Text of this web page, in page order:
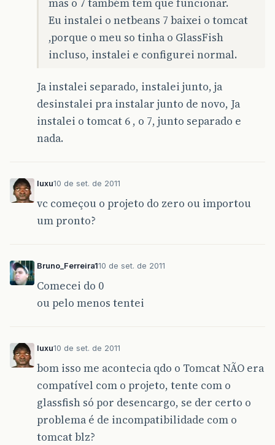
mas o 7 também tem que funcionar.
Eu instalei o netbeans 7 baixei o tomcat
,porque o meu so tinha o GlassFish
incluso, instalei e configurei normal.
Ja instalei separado, instalei junto, ja
desinstalei pra instalar junto de novo, Ja
instalei o tomcat 6 , o 7, junto separado e
nada.
luxu10 de set. de 2011
vc começou o projeto do zero ou importou
um pronto?
Bruno_Ferreira110 de set. de 2011
Comecei do 0
ou pelo menos tentei
luxu10 de set. de 2011
bom isso me acontecia qdo o Tomcat NÃO era
compatível com o projeto, tente com o
glassfish só por desencargo, se der certo o
problema é de incompatibilidade com o
tomcat blz?